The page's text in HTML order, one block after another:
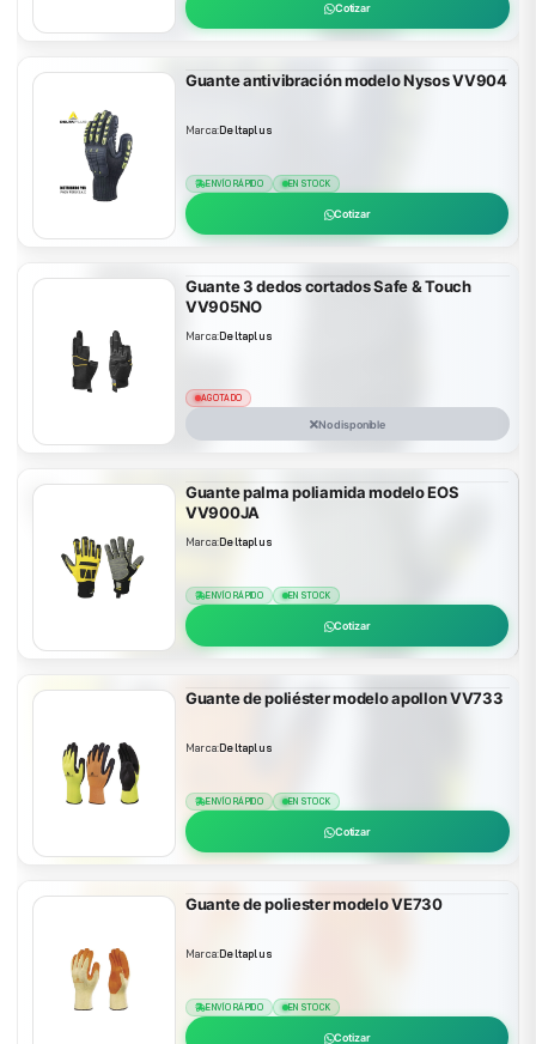
Cotizar
Guante antivibración modelo Nysos VV904
Marca:Deltaplus
ENVÍO RÁPIDO EN STOCK
Cotizar
Guante 3 dedos cortados Safe & Touch
VV905NO
Marca:Deltaplus
AGOTADO
No disponible
Guante palma poliamida modelo EOS
VV900JA
Marca:Deltaplus
ENVÍO RÁPIDO EN STOCK
Cotizar
Guante de poliéster modelo apollon VV733
Marca:Deltaplus
ENVÍO RÁPIDO EN STOCK
Cotizar
Guante de poliester modelo VE730
Marca:Deltaplus
ENVÍO RÁPIDO EN STOCK
Cotizar